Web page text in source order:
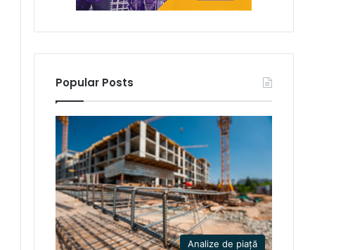
Popular Posts
Analize de piață